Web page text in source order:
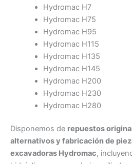
Hydromac H7
Hydromac H75
Hydromac H95
Hydromac H115
Hydromac H135
Hydromac H145
Hydromac H200
Hydromac H230
Hydromac H280
Disponemos de repuestos
alternativos y fabricación de
excavadoras Hydromac,